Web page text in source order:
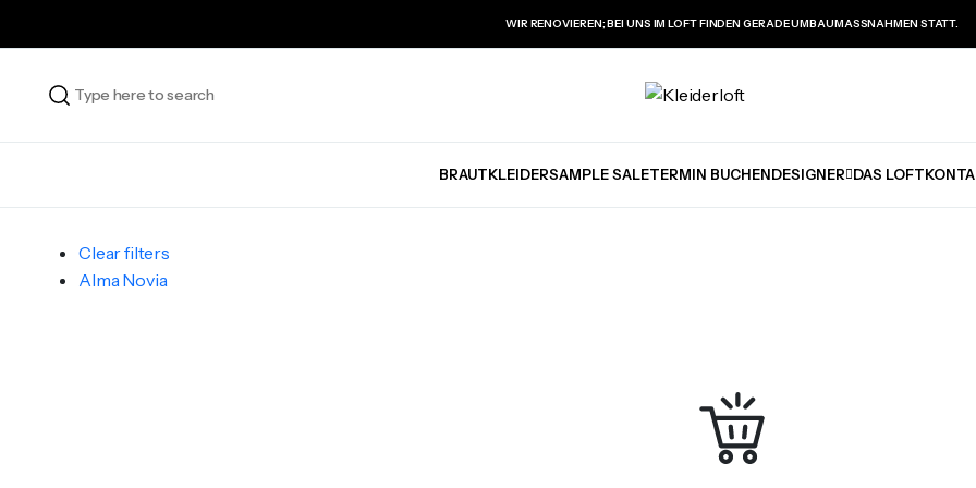
WIR RENOVIEREN; BEI UNS IM LOFT FINDEN GERADE UMBAUMASSNAHMEN STATT.
BRAUTKLEIDERSAMPLE SALETERMIN BUCHENDESIGNER DAS LOFT
Clear filters
Alma Novia